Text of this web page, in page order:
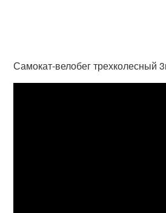
Самокат-велобег трехколесный